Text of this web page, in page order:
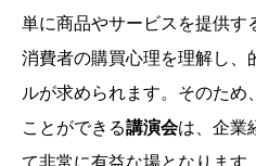
単に商品やサービスを提供す
消費者の購買心理を理解し、
ルが求められます。そのため
ことができる講演会は、企業